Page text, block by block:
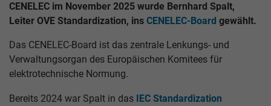
CENELEC im November 2025 wurde Bernhard Spalt,
Leiter OVE Standardization, ins CENELEC-Board gewählt.
Das CENELEC-Board ist das zentrale Lenkungs- und
Verwaltungsorgan des Europäischen Komitees für
elektrotechnische Normung.
Bereits 2024 war Spalt in das IEC Standardization